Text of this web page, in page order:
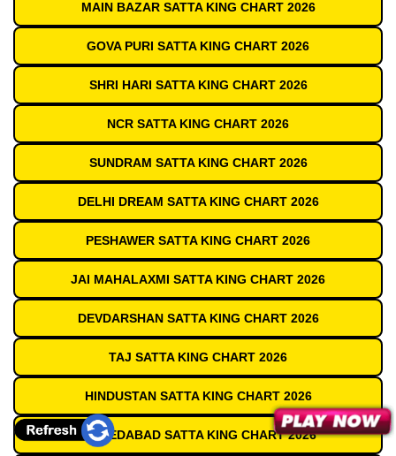
MAIN BAZAR SATTA KING CHART 2026
GOVA PURI SATTA KING CHART 2026
SHRI HARI SATTA KING CHART 2026
NCR SATTA KING CHART 2026
SUNDRAM SATTA KING CHART 2026
DELHI DREAM SATTA KING CHART 2026
PESHAWER SATTA KING CHART 2026
JAI MAHALAXMI SATTA KING CHART 2026
DEVDARSHAN SATTA KING CHART 2026
TAJ SATTA KING CHART 2026
HINDUSTAN SATTA KING CHART 2026
AHMEDABAD SATTA KING CHART 2026